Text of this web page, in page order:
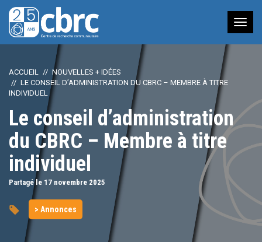
à
ACCUEIL
NOUVELLES + IDÉES
LE CONSEIL D’ADMINISTRATION DU CBRC – MEMBRE À TITRE
INDIVIDUEL
Le conseil d’administration
du CBRC – Membre à titre
individuel
Partagé le 17 novembre 2025
> Annonces